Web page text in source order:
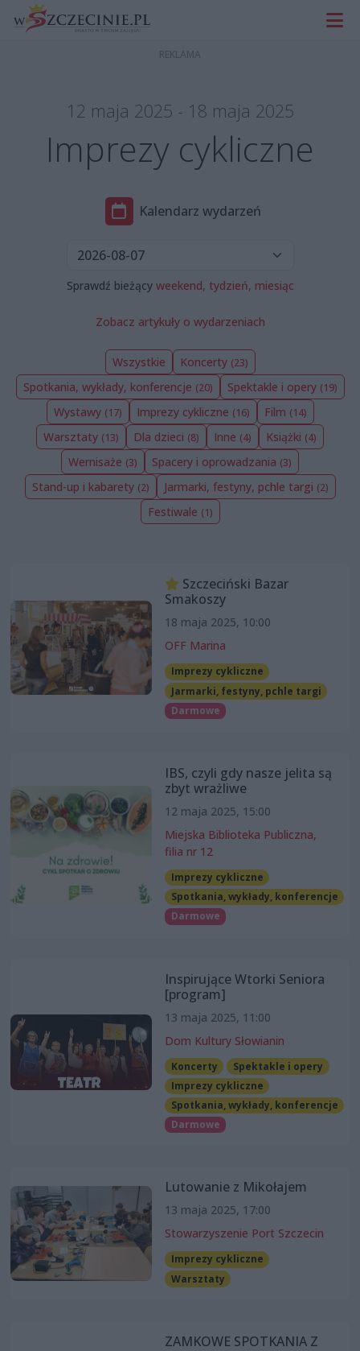
12 maja 2025 - 18 maja 2025
Imprezy cykliczne
Kalendarz wydarzeń
Sprawdź bieżący weekend, tydzień, miesiąc
Zobacz artykuły o wydarzeniach
Wszystkie Koncerty (23)
Spotkania, wykłady, konferencje (20) Spektakle i opery (19)
Wystawy (17) Imprezy cykliczne (16) Film (14)
Warsztaty (13) Dla dzieci (8) Inne (4) Książki (4)
Wernisaże (3) Spacery i oprowadzania (3)
Stand-up i kabarety (2) Jarmarki, festyny, pchle targi (2)
Festiwale (1)
Szczeciński Bazar
Smakoszy
18 maja 2025, 10:00
OFF Marina
Imprezy cykliczne
Jarmarki, festyny, pchle targi
Darmowe
IBS, czyli gdy nasze jelita są
zbyt wrażliwe
12 maja 2025, 15:00
Miejska Biblioteka Publiczna,
filia nr 12
Imprezy cykliczne
Spotkania, wykłady, konferencje
Darmowe
Inspirujące Wtorki Seniora
[program]
13 maja 2025, 11:00
Dom Kultury Słowianin
Koncerty
Spektakle i opery
Imprezy cykliczne
Spotkania, wykłady, konferencje
Darmowe
Lutowanie z Mikołajem
13 maja 2025, 17:00
Stowarzyszenie Port Szczecin
Imprezy cykliczne
Warsztaty
ZAMKOWE SPOTKANIA Z